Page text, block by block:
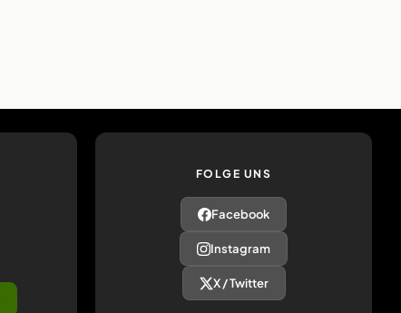
FOLGE UNS
Facebook
Instagram
X / Twitter